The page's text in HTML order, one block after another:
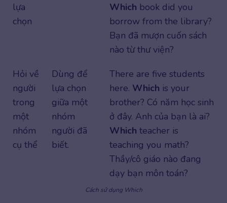
lựa
chọn
Which book did you
borrow from the library?
Bạn đã mượn cuốn sách
nào từ thư viện?
Hỏi về
người
trong
một
nhóm
cụ thể
Dùng để
lựa chọn
giữa một
nhóm
người đã
biết.
There are five students
here. Which is your
brother? Có năm học sinh
ở đây. Anh của bạn là ai?
Which teacher is
teaching you math?
Thầy/cô giáo nào đang
dạy bạn môn toán?
Cách sử dụng Which